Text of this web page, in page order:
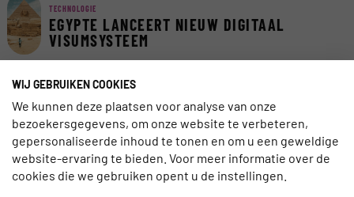
TECHNOLOGIE
EGYPTE LANCEERT NIEUW DIGITAAL
VISUMSYSTEEM
AI
AI ACT VAN KRACHT: ZORG DAT REIZIGERS
AI KUNNEN VERTROUWEN
TRAVELNIEUWS
CORENDON NU OOK TELEFONISCH
WIJ GEBRUIKEN COOKIES
We kunnen deze plaatsen voor analyse van onze
bezoekersgegevens, om onze website te verbeteren,
gepersonaliseerde inhoud te tonen en om u een geweldige
website-ervaring te bieden. Voor meer informatie over de
cookies die we gebruiken opent u de instellingen.